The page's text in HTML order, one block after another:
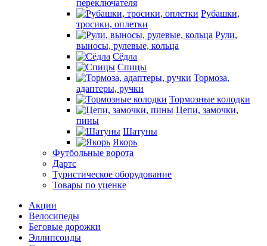
переключателя
Рубашки,
тросики, оплетки
Рули,
выносы, рулевые, кольца
Сёдла
Спицы
Тормоза,
адаптеры, ручки
Тормозные колодки
Цепи, замочки,
пины
Шатуны
Якорь
Футбольные ворота
Дартс
Туристическое оборудование
Товары по уценке
Акции
Велосипеды
Беговые дорожки
Эллипсоиды